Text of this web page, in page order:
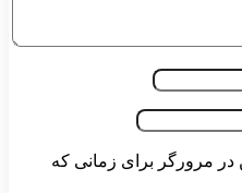
در مرورگر برای زمانی که